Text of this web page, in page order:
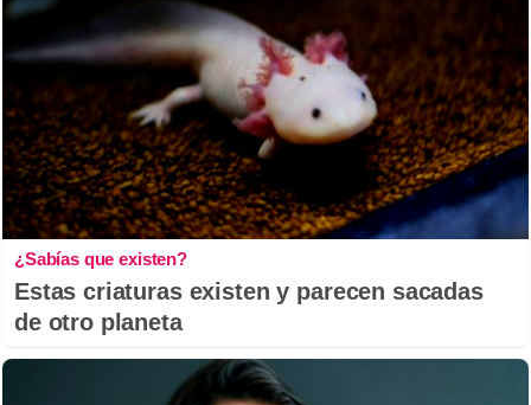
¿Sabías que existen?
Estas criaturas existen y parecen sacadas
de otro planeta